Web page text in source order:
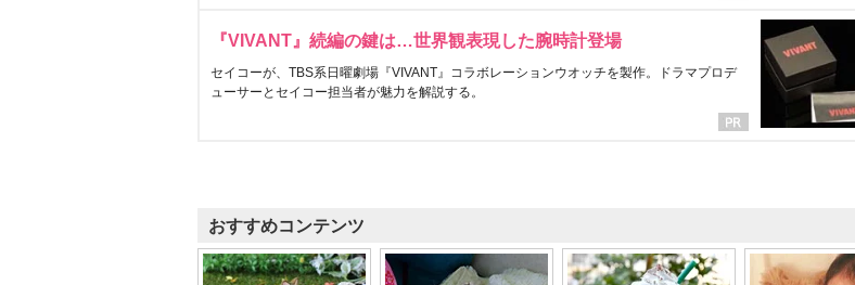
『VIVANT』続編の鍵は…世界観表現した腕時計登場
セイコーが、TBS系日曜劇場『VIVANT』コラボレーションウオッチを製作。ドラマプロデ
ューサーとセイコー担当者が魅力を解説する。
おすすめコンテンツ